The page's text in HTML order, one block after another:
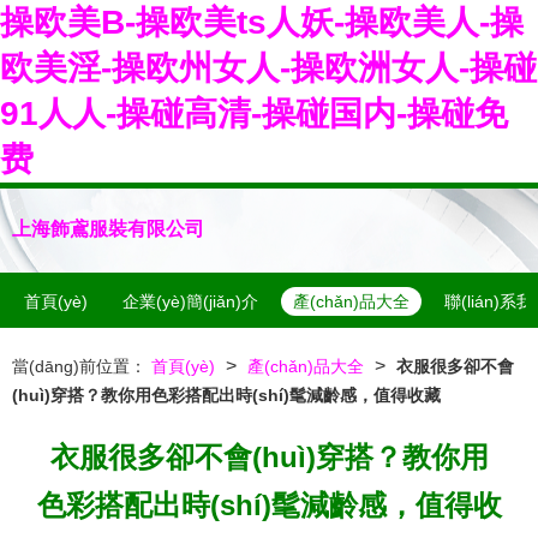
操欧美B-操欧美ts人妖-操欧美人-操
欧美淫-操欧州女人-操欧洲女人-操碰
91人人-操碰高清-操碰国内-操碰免
费
上海飾鳶服裝有限公司
首頁(yè) 企業(yè)簡(jiǎn)介 產(chǎn)品大全 聯(lián)系我
當(dāng)前位置： 首頁(yè) > 產(chǎn)品大全 > 衣服很多卻不會
(huì)穿搭？教你用色彩搭配出時(shí)髦減齡感，值得收藏
衣服很多卻不會(huì)穿搭？教你用
色彩搭配出時(shí)髦減齡感，值得收